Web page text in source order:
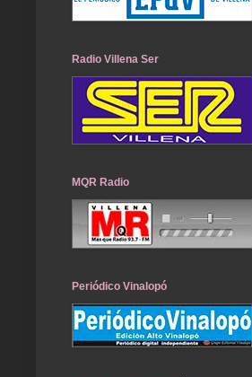
Radio Villena Ser
MQR Radio
Periódico Vinalopó